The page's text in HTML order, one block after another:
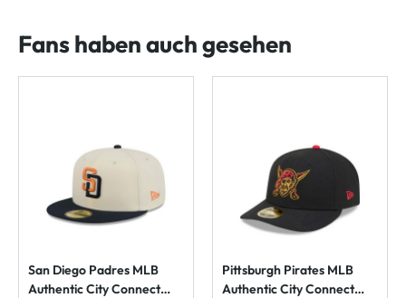
Fans haben auch gesehen
San Diego Padres MLB
Authentic City Connect
Pittsburgh Pirates MLB
Authentic City Connect